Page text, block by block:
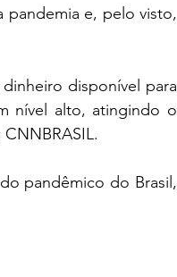
pandemia e, pelo visto,
disponível para
nível alto, atingindo o
.
pandêmico do Brasil,